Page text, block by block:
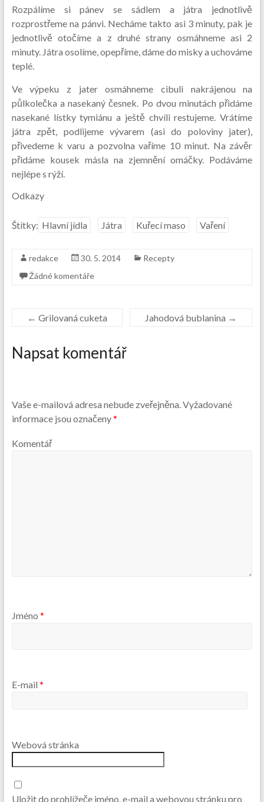
Rozpálíme si pánev se sádlem a játra jednotlivě
rozprostřeme na pánvi. Necháme takto asi 3 minuty, pak je
jednotlivě otočíme a z druhé strany osmáhneme asi 2
minuty. Játra osolíme, opepříme, dáme do misky a uchováme
teplé.
Ve výpeku z jater osmáhneme cibuli nakrájenou na
půlkolečka a nasekaný česnek. Po dvou minutách přidáme
nasekané lístky tymiánu a ještě chvíli restujeme. Vrátíme
játra zpět, podlijeme vývarem (asi do poloviny jater),
přivedeme k varu a pozvolna vaříme 10 minut. Na závěr
přidáme kousek másla na zjemnění omáčky. Podáváme
nejlépe s rýží.
Odkazy
Štítky: Hlavní jídla Játra Kuřecí maso Vaření
redakce 30. 5. 2014
Recepty
Žádné komentáře
← Grilovaná cuketa Jahodová bublanina →
Napsat komentář
Vaše e-mailová adresa nebude zveřejněna.Vyžadované
informace jsou označeny*
Komentář
Jméno *
E-mail *
Webová stránka
Uložit do prohlížeče jméno, e-mail a webovou stránku pro